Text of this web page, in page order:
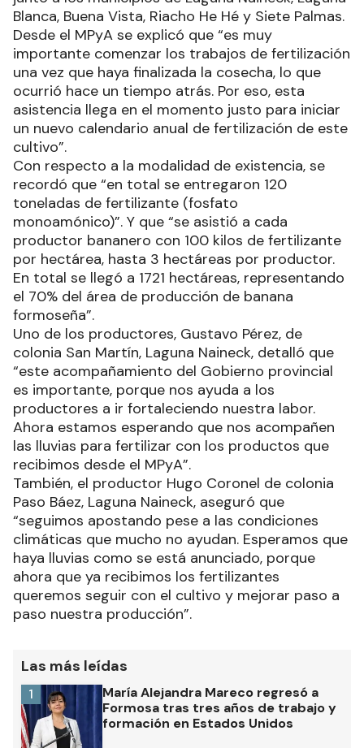
Blanca, Buena Vista, Riacho He Hé y Siete Palmas.
Desde el MPyA se explicó que “es muy
importante comenzar los trabajos de fertilización
una vez que haya finalizada la cosecha, lo que
ocurrió hace un tiempo atrás. Por eso, esta
asistencia llega en el momento justo para iniciar
un nuevo calendario anual de fertilización de este
cultivo”.
Con respecto a la modalidad de existencia, se
recordó que “en total se entregaron 120
toneladas de fertilizante (fosfato
monoamónico)”. Y que “se asistió a cada
productor bananero con 100 kilos de fertilizante
por hectárea, hasta 3 hectáreas por productor.
En total se llegó a 1721 hectáreas, representando
el 70% del área de producción de banana
formoseña”.
Uno de los productores, Gustavo Pérez, de
colonia San Martín, Laguna Naineck, detalló que
“este acompañamiento del Gobierno provincial
es importante, porque nos ayuda a los
productores a ir fortaleciendo nuestra labor.
Ahora estamos esperando que nos acompañen
las lluvias para fertilizar con los productos que
recibimos desde el MPyA”.
También, el productor Hugo Coronel de colonia
Paso Báez, Laguna Naineck, aseguró que
“seguimos apostando pese a las condiciones
climáticas que mucho no ayudan. Esperamos que
haya lluvias como se está anunciado, porque
ahora que ya recibimos los fertilizantes
queremos seguir con el cultivo y mejorar paso a
paso nuestra producción”.
Las más leídas
María Alejandra Mareco regresó a
Formosa tras tres años de trabajo y
formación en Estados Unidos
1